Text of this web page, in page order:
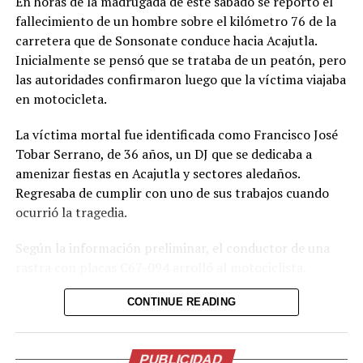
vídeo
fallecimiento de un hombre sobre el kilómetro 76 de la
carretera que de Sonsonate conduce hacia Acajutla.
Inicialmente se pensó que se trataba de un peatón, pero
las autoridades confirmaron luego que la víctima viajaba
en motocicleta.
La víctima mortal fue identificada como Francisco José
Tobar Serrano, de 36 años, un DJ que se dedicaba a
amenizar fiestas en Acajutla y sectores aledaños.
Regresaba de cumplir con uno de sus trabajos cuando
ocurrió la tragedia.
Según la información preliminar, el conductor de una
provocando que perdiera la vida de manera inmediata en
el lugar de los hechos.CONTINUE READING
PUBLICIDAD